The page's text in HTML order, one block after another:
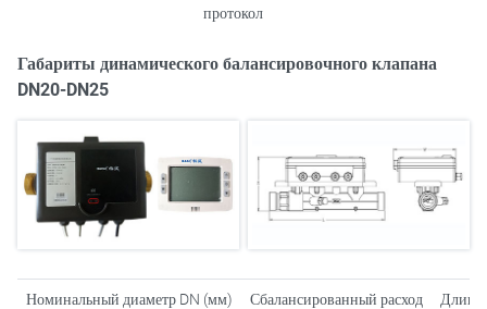
протокол
Габариты динамического балансировочного клапана
DN20-DN25
Номинальный диаметр DN (мм) Сбалансированный расход Длина